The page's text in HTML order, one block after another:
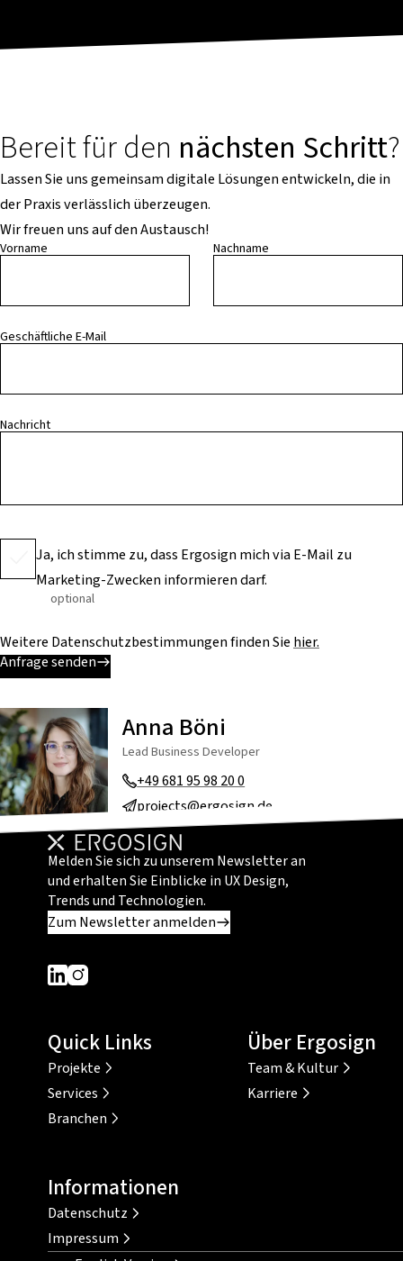
Bereit für den nächsten Schritt?
Lassen Sie uns gemeinsam digitale Lösungen entwickeln, die in
der Praxis verlässlich überzeugen.
Wir freuen uns auf den Austausch!
Vorname Nachname
Geschäftliche E-Mail
Nachricht
Ja, ich stimme zu, dass Ergosign mich via E-Mail zu
Marketing-Zwecken informieren darf.
optional
Weitere Datenschutzbestimmungen finden Sie hier.
Anfrage senden
Anna Böni
Lead Business Developer
+49 681 95 98 20 0
projects@ergosign.de
Melden Sie sich zu unserem Newsletter an
und erhalten Sie Einblicke in UX Design,
Trends und Technologien.
Zum Newsletter anmelden
Dieser Link führt zu einer externen Seite
Dieser Link führt zu einer externen Seite
Quick Links
Projekte
Services
Branchen
Über Ergosign
Team & Kultur
Karriere
Informationen
Datenschutz
Impressum